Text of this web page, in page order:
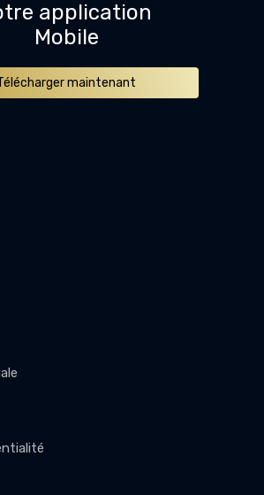
application
Mobile
maintenant